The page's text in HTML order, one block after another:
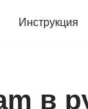
Инструкция
в